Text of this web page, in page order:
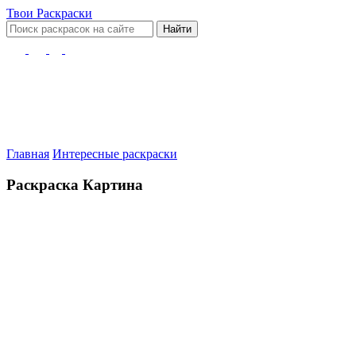
Твои Раскраски
Найти
Главная Интересные раскраски
Раскраска Картина